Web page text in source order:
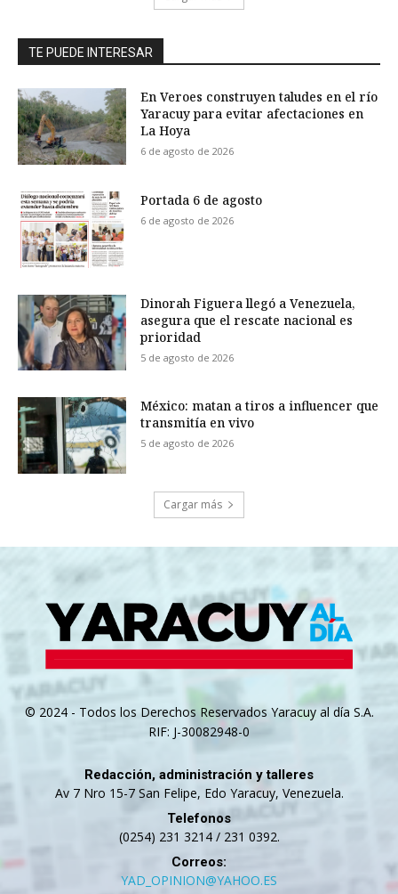
TE PUEDE INTERESAR
En Veroes construyen taludes en el río
Yaracuy para evitar afectaciones en
La Hoya
6 de agosto de 2026
Portada 6 de agosto
6 de agosto de 2026
Dinorah Figuera llegó a Venezuela,
asegura que el rescate nacional es
prioridad
5 de agosto de 2026
México: matan a tiros a influencer que
transmitía en vivo
5 de agosto de 2026
Cargar más
© 2024 - Todos los Derechos Reservados Yaracuy al día S.A.
RIF: J-30082948-0
Redacción, administración y talleres
Av 7 Nro 15-7 San Felipe, Edo Yaracuy, Venezuela.
Telefonos
(0254) 231 3214 / 231 0392.
Correos:
YAD_OPINION@YAHOO.ES